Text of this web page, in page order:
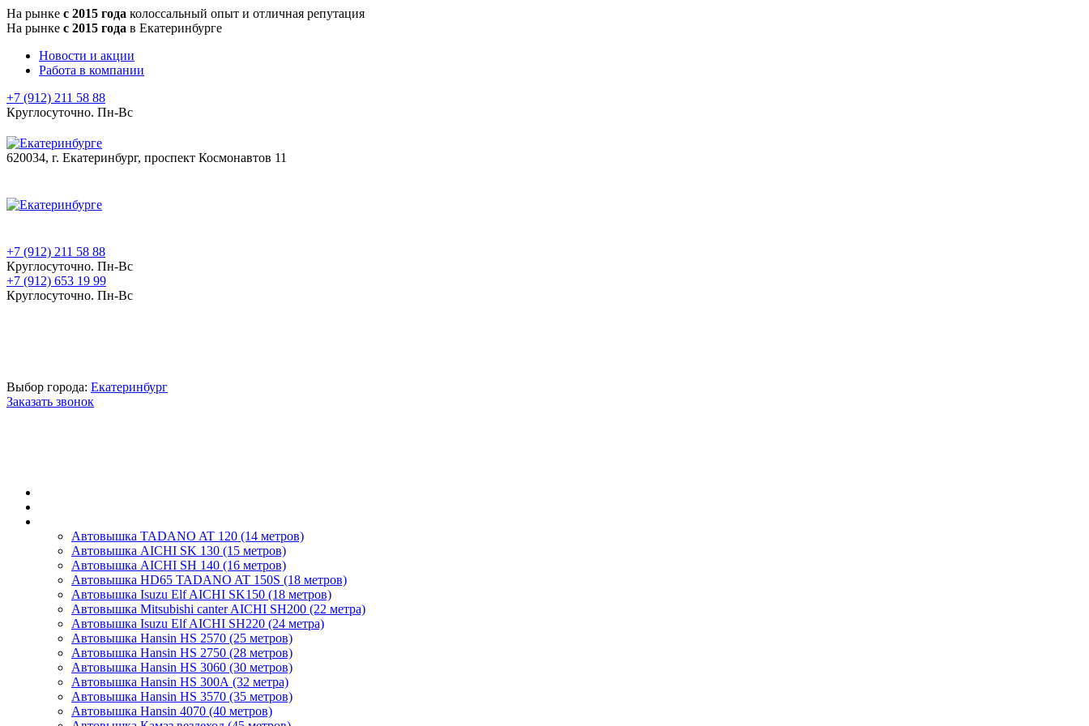
На рынке с 2015 года колоссальный опыт и отличная репутация
На рынке с 2015 года в Екатеринбурге
Новости и акции
Работа в компании
+7 (912) 211 58 88
Круглосуточно. Пн-Вс
620034, г. Екатеринбург, проспект Космонавтов 11
+7 (912) 211 58 88
Круглосуточно. Пн-Вс
+7 (912) 653 19 99
Круглосуточно. Пн-Вс
Выбор города: Екатеринбург
Заказать звонок
Автовышка TADANO AT 120 (14 метров)
Автовышка AICHI SK 130 (15 метров)
Автовышка AICHI SH 140 (16 метров)
Автовышка HD65 TADANO AT 150S (18 метров)
Автовышка Isuzu Elf AICHI SK150 (18 метров)
Автовышка Mitsubishi canter AICHI SH200 (22 метра)
Автовышка Isuzu Elf AICHI SH220 (24 метра)
Автовышка Hansin HS 2570 (25 метров)
Автовышка Hansin HS 2750 (28 метров)
Автовышка Hansin HS 3060 (30 метров)
Автовышка Hansin HS 300А (32 метра)
Автовышка Hansin HS 3570 (35 метров)
Автовышка Hansin 4070 (40 метров)